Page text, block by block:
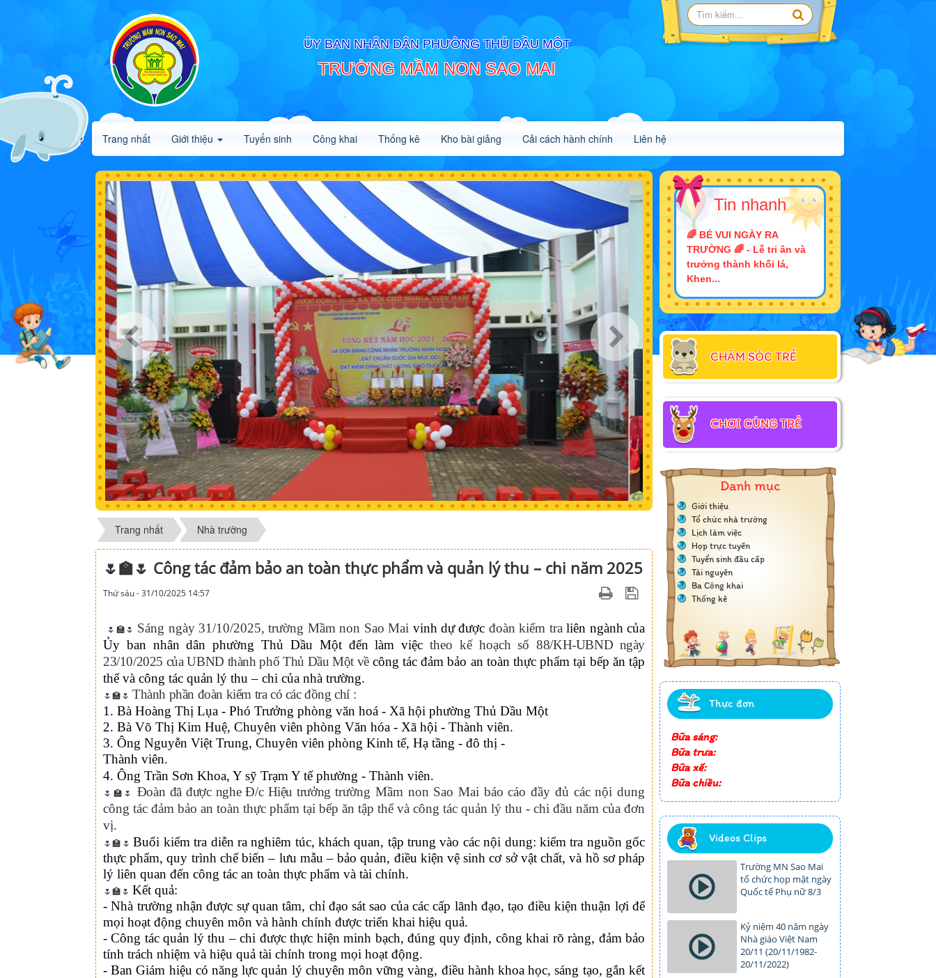
ỦY BAN NHÂN DÂN PHƯỜNG THỦ DẦU MỘT
TRƯỜNG MẦM NON SAO MAI
Trang nhất Giới thiệu Tuyển sinh Công khai Thống kê Kho bài giảng Cải cách hành chính Liên hệ
Trang nhất Nhà trường
🌷🏫🌷 Công tác đảm bảo an toàn thực phẩm và quản lý thu – chi năm 2025
Thứ sáu - 31/10/2025 14:57
🌷🏫🌷 Sáng ngày 31/10/2025, trường Mầm non Sao Mai vinh dự được đoàn kiểm traliên ngành của
Ủy ban nhân dân phường Thủ Dầu Một đến làm việc theo kế hoạch số88/KH-UBND ngày
23/10/2025 của UBND thành phố Thủ Dầu Một về công tác đảm bảo an toàn thực phẩm tại bếp ăn tập
thể và công tác quản lý thu – chi của nhà trường.
🌷🏫🌷 Thành phần đoàn kiểm tra có các đồng chí :
1. Bà Hoàng Thị Lụa - Phó Trưởng phòng văn hoá - Xã hội phường Thủ Dầu Một
2. Bà Võ Thị Kim Huệ, Chuyên viên phòng Văn hóa - Xã hội - Thành viên.
3. Ông Nguyễn Việt Trung, Chuyên viên phòng Kinh tế, Hạ tầng - đô thị -
Thành viên.
4. Ông Trần Sơn Khoa, Y sỹ Trạm Y tế phường - Thành viên.
🌷🏫🌷 Đoàn đã được nghe Đ/c Hiệu trưởngtrường Mầm non Sao Mai báo cáo đầy đủ các nội dung
công tác đảm bảo an toàn thực phẩm tại bếp ăn tập thể và công tác quản lý thu - chi đầu năm của đơn
vị.
🌷🏫🌷Buổi kiểm tra diễn ra nghiêm túc, khách quan, tập trung vào các nội dung: kiểm tra nguồn gốc
thực phẩm, quy trình chế biến – lưu mẫu – bảo quản, điều kiện vệ sinh cơ sở vật chất, và hồ sơ pháp
lý liên quan đến công tác an toàn thực phẩm và tài chính.
🌷🏫🌷 Kết quả:
- Nhà trường nhận được sự quan tâm, chỉ đạo sát sao của các cấp lãnh đạo, tạo điều kiện thuận lợi để
mọi hoạt động chuyên môn và hành chính được triển khai hiệu quả.
- Công tác quản lý thu – chi được thực hiện minh bạch, đúng quy định, công khai rõ ràng, đảm bảo
tính trách nhiệm và hiệu quả tài chính trong mọi hoạt động.
- Ban Giám hiệu có năng lực quản lý chuyên môn vững vàng, điều hành khoa học, sáng tạo, gắn kết
Tin nhanh
🌈 BÉ VUI NGÀY RA
TRƯỜNG 🌈 - Lễ tri ân và
trưởng thành khối lá,
Khen...
CHĂM SÓC TRẺ
CHƠI CÙNG TRẺ
Danh mục
Giới thiệu
Tổ chức nhà trường
Lịch làm việc
Họp trực tuyến
Tuyển sinh đầu cấp
Tài nguyên
Ba Công khai
Thống kê
Thực đơn
Bữa sáng:
Bữa trưa:
Bữa xế:
Bữa chiều:
Videos Clips
Trường MN Sao Mai
tổ chức họp mặt ngày
Quốc tế Phụ nữ 8/3
Kỷ niệm 40 năm ngày
Nhà giáo Việt Nam
20/11 (20/11/1982-
20/11/2022)